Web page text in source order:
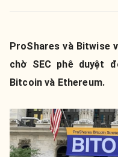
ProShares và Bitwise
chờ SEC phê duyệt
Bitcoin và Ethereum.